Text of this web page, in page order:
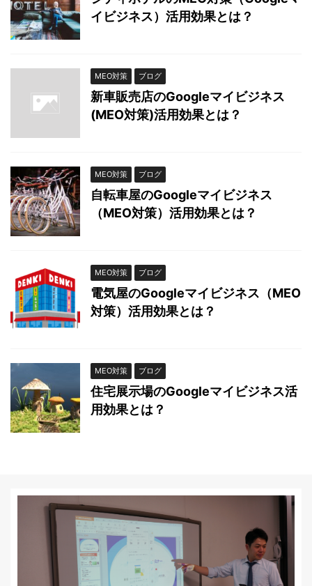
イビジネス）活用効果とは？
MEO対策 ブログ
新車販売店のGoogleマイビジネス
(MEO対策)活用効果とは？
MEO対策 ブログ
自転車屋のGoogleマイビジネス
（MEO対策）活用効果とは？
MEO対策 ブログ
電気屋のGoogleマイビジネス（MEO
対策）活用効果とは？
MEO対策 ブログ
住宅展示場のGoogleマイビジネス活
用効果とは？